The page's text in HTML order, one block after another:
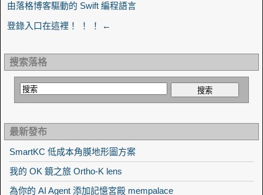
由落格博客驅動的 Swift 編程語言
登錄入口在這裡！ ！ ！ ←
搜索落格
最新發布
SmartKC 低成本角膜地形圖方案
我的 OK 鏡之旅 Ortho-K lens
為你的 AI Agent 添加記憶宮殿 mempalace